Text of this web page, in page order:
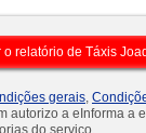
gerais,
autorizo a eInforma a
do serviço.